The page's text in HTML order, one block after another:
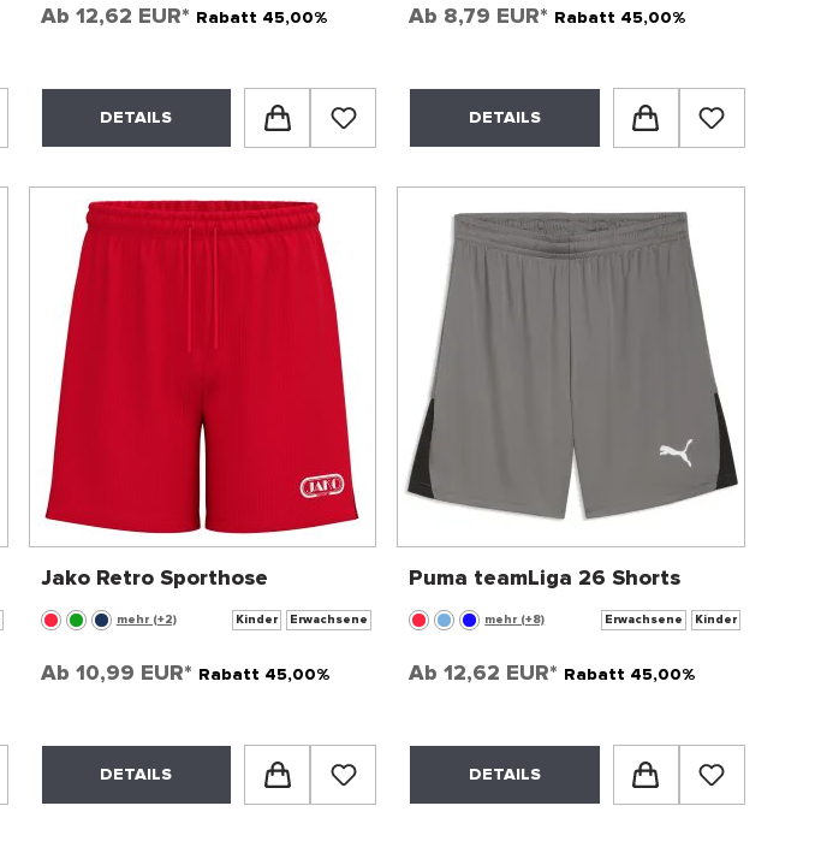
Ab 12,62 EUR* Rabatt 45,00%
DETAILS
Ab 8,79 EUR* Rabatt 45,00%
DETAILS
Jako Retro Sporthose
mehr (+2) Kinder Erwachsene
Ab 10,99 EUR* Rabatt 45,00%
DETAILS
Puma teamLiga 26 Shorts
mehr (+8) Erwachsene Kinder
Ab12,62 EUR* Rabatt 45,00%
DETAILS